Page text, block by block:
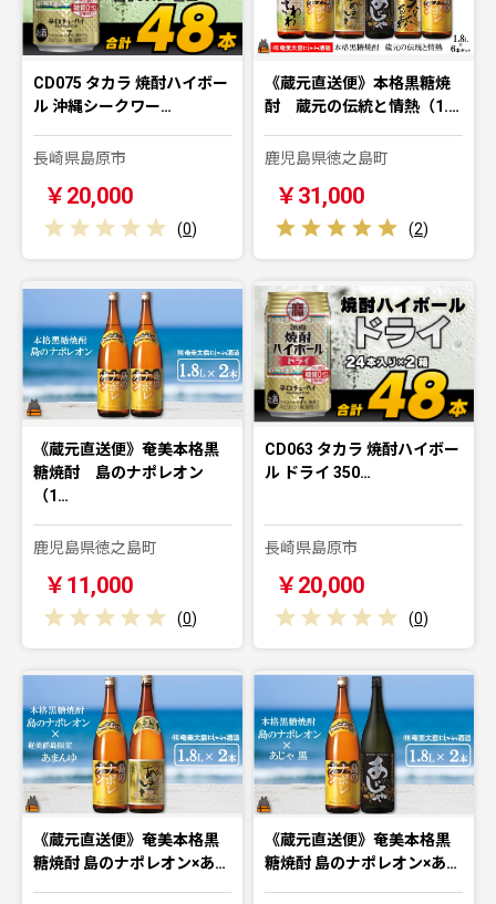
CD075 タカラ 焼酎ハイボー
ル 沖縄シークワー…
長崎県島原市
￥20,000
(0)
《蔵元直送便》本格黒糖焼
酎 蔵元の伝統と情熱（1.…
鹿児島県徳之島町
￥31,000
(2)
《蔵元直送便》奄美本格黒
糖焼酎 島のナポレオン
（1…
鹿児島県徳之島町
￥11,000
(0)
CD063 タカラ 焼酎ハイボー
ル ドライ 350…
長崎県島原市
￥20,000
(0)
《蔵元直送便》奄美本格黒
糖焼酎 島のナポレオン×あ…
《蔵元直送便》奄美本格黒
糖焼酎 島のナポレオン×あ…